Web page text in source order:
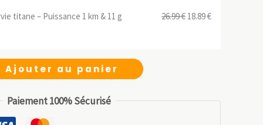
était :est :
titane – Puissance 1 km & 11 g 26.99€ Le
18.89€Le
Ajouter au panier
Paiement 100% Sécurisé